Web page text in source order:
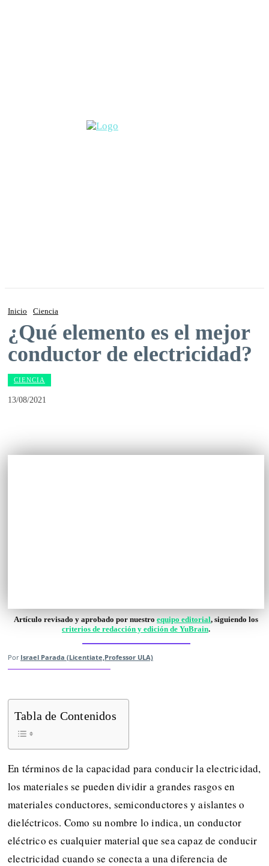
Inicio Ciencia
¿Qué elemento es el mejor
conductor de electricidad?
CIENCIA
13/08/2021
Artículo revisado y aprobado por nuestro equipo editorial, siguiendo los
criterios de redacción y edición de YuBrain.
Por Israel Parada (Licentiate,Professor ULA)
Tabla de Contenidos
En términos de la capacidad para conducir la electricidad,
los materiales se pueden dividir a grandes rasgos en
materiales conductores, semiconductores y aislantes o
dieléctricos. Como su nombre lo indica, un conductor
eléctrico es cualquier material que sea capaz de conducir
electricidad cuando se conecta a una diferencia de